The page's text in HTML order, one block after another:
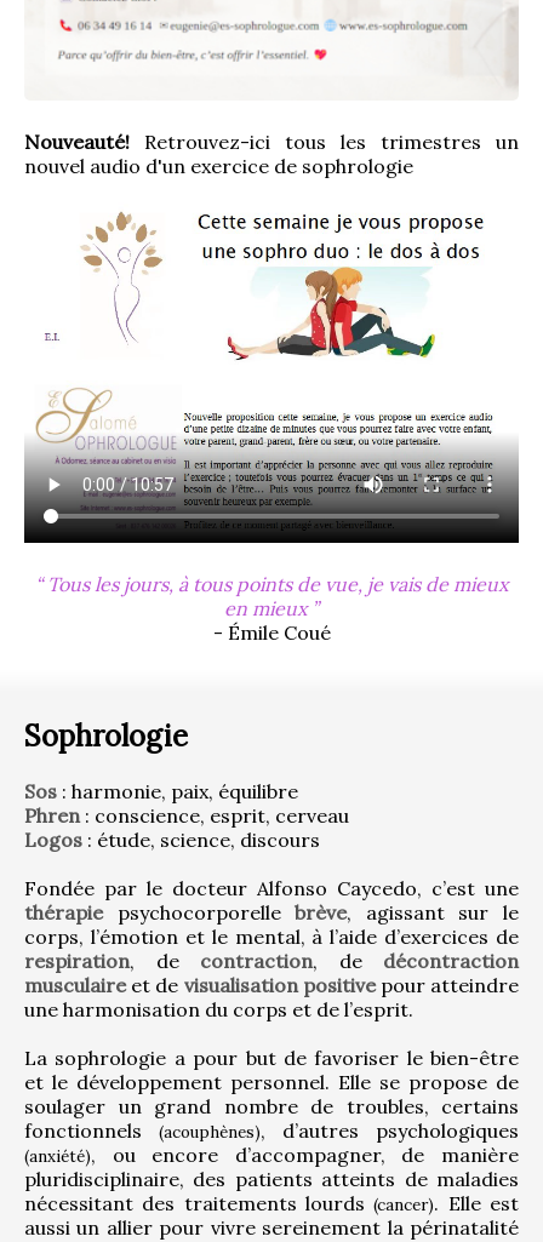
Nouveauté! Retrouvez-ici tous les trimestres un
nouvel audio d'un exercice de sophrologie
Tous les jours, à tous points de vue, je vais de mieux
en mieux
- Émile Coué
Sophrologie
Sos : harmonie, paix, équilibre
Phren : conscience, esprit, cerveau
Logos : étude, science, discours
thérapie psychocorporelle brève, agissant sur le
respiration, de contraction, de décontraction
musculaire et de visualisation positive pour atteindre
une harmonisation du corps et de l’esprit.
La sophrologie a pour but de favoriser le bien-être
et le développement personnel. Elle se propose de
soulager un grand nombre de troubles, certains
fonctionnels (acouphènes)
(anxiété), ou encore d’accompagner, de manière
pluridisciplinaire, des patients atteints de maladies
nécessitant des traitements lourds (cancer). Elle est